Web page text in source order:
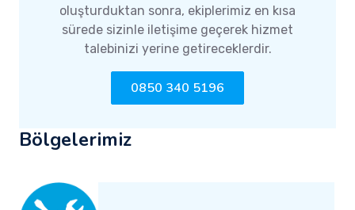
oluşturduktan sonra, ekiplerimiz en kısa
sürede sizinle iletişime geçerek hizmet
talebinizi yerine getireceklerdir.
0850 340 5196
Bölgelerimiz